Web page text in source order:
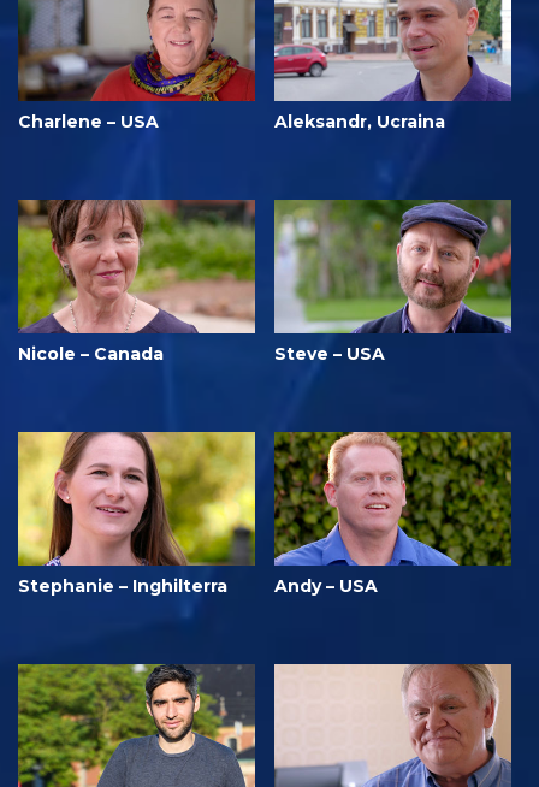
Charlene – USA Aleksandr, Ucraina
Nicole – Canada Steve – USA
Stephanie – Inghilterra Andy – USA